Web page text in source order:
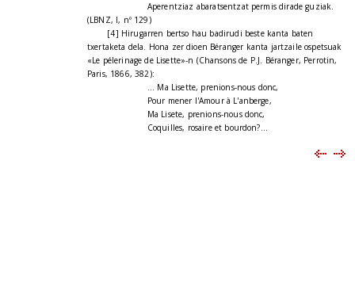
Aperentziaz abaratsentzat permis dirade guziak.
(LBNZ, I, nº 129)
[4] Hirugarren bertso hau badirudi beste kanta baten
txertaketa dela. Hona zer dioen Béranger kanta jartzaile ospetsuak
«Le pélerinage de Lisette»-n (Chansons de P.J. Béranger, Perrotin,
Paris, 1866, 382):
... Ma Lisette, prenions-nous donc,
Pour mener l'Amour à L'anberge,
Ma Lisete, prenions-nous donc,
Coquilles, rosaire et bourdon?...